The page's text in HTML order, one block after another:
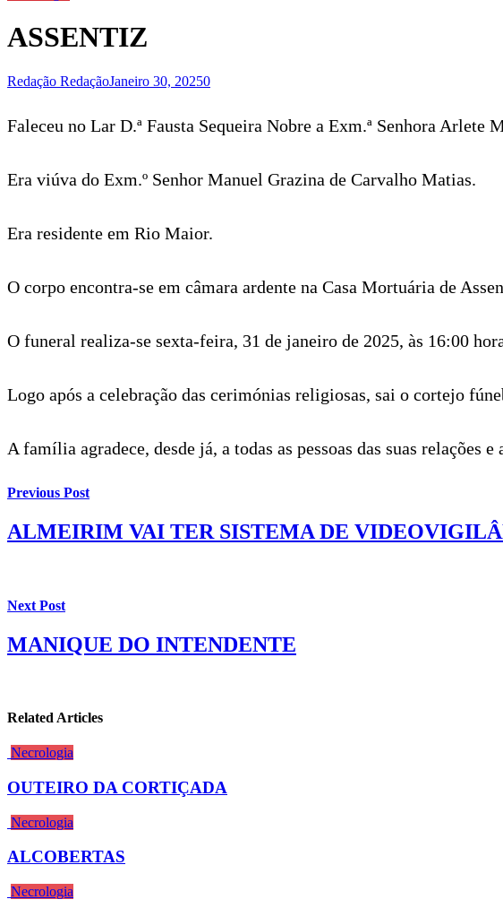
ASSENTIZ
Redação RedaçãoJaneiro 30, 20250
Faleceu no Lar D.ª Fausta Sequeira Nobre a Exm.ª Senhora Arlete
Era viúva do Exm.º Senhor Manuel Grazina de Carvalho Matias.
Era residente em Rio Maior.
O corpo encontra-se em câmara ardente na Casa Mortuária de
O funeral realiza-se sexta-feira, 31 de janeiro de 2025, às 16:00
Logo após a celebração das cerimónias religiosas, sai o cortejo
A família agradece, desde já, a todas as pessoas das suas relações
Previous Post
ALMEIRIM VAI TER SISTEMA DE
Next Post
MANIQUE DO INTENDENTE
Related Articles
Necrologia
OUTEIRO DA CORTIÇADA
Necrologia
ALCOBERTAS
Necrologia